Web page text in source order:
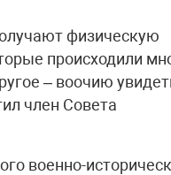
физическую
происходили
– воочию
член Совета
военно-